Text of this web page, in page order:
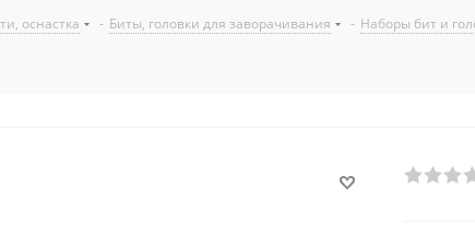
оснастка - Биты, головки для заворачивания - Наборы бит и